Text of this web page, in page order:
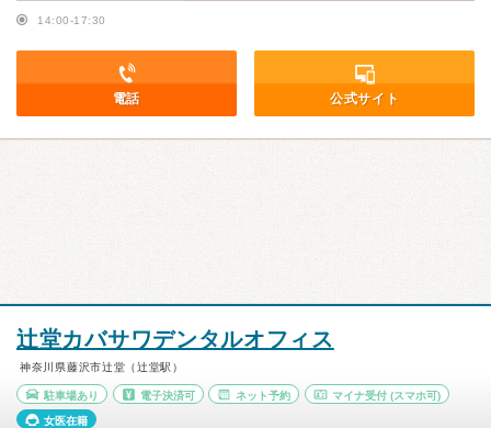
14:00-17:30
電話 公式サイト
辻堂カバサワデンタルオフィス
神奈川県藤沢市辻堂（辻堂駅）
駐車場あり 電子決済可 ネット予約 マイナ受付 (スマホ可)
女医在籍